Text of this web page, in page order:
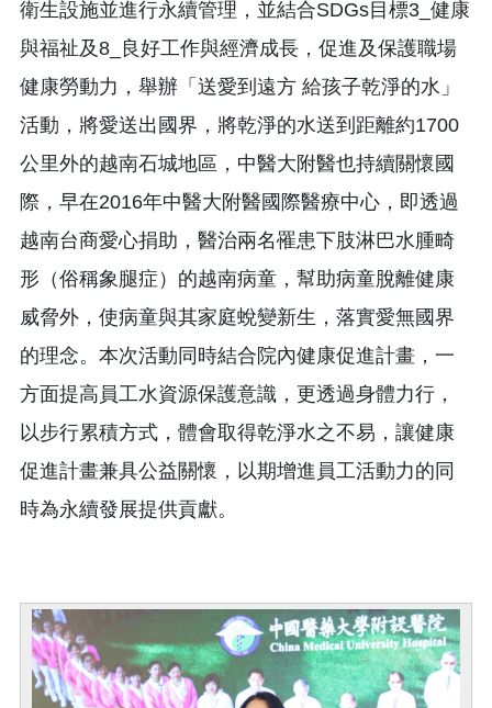
衛生設施並進行永續管理，並結合SDGs目標3_健康
與福祉及8_良好工作與經濟成長，促進及保護職場
健康勞動力，舉辦「送愛到遠方 給孩子乾淨的水」
活動，將愛送出國界，將乾淨的水送到距離約1700
公里外的越南石城地區，中醫大附醫也持續關懷國
際，早在2016年中醫大附醫國際醫療中心，即透過
越南台商愛心捐助，醫治兩名罹患下肢淋巴水腫畸
形（俗稱象腿症）的越南病童，幫助病童脫離健康
威脅外，使病童與其家庭蛻變新生，落實愛無國界
的理念。本次活動同時結合院內健康促進計畫，一
方面提高員工水資源保護意識，更透過身體力行，
以步行累積方式，體會取得乾淨水之不易，讓健康
促進計畫兼具公益關懷，以期增進員工活動力的同
時為永續發展提供貢獻。